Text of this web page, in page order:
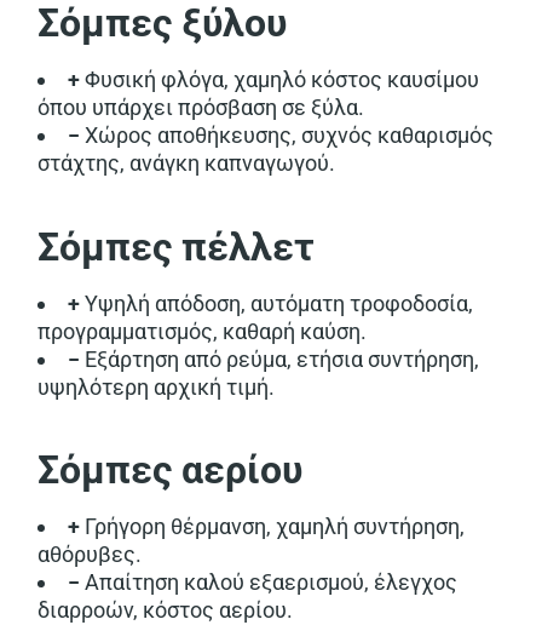
Σόμπες ξύλου
+Φυσική φλόγα, χαμηλό κόστος καυσίμου
όπου υπάρχει πρόσβαση σε ξύλα.
− Χώρος αποθήκευσης, συχνός καθαρισμός
στάχτης, ανάγκη καπναγωγού.
Σόμπες πέλλετ
+Υψηλή απόδοση, αυτόματη τροφοδοσία,
προγραμματισμός, καθαρή καύση.
− Εξάρτηση από ρεύμα, ετήσια συντήρηση,
υψηλότερη αρχική τιμή.
Σόμπες αερίου
+ Γρήγορη θέρμανση, χαμηλή συντήρηση,
αθόρυβες.
− Απαίτηση καλού εξαερισμού, έλεγχος
διαρροών, κόστος αερίου.